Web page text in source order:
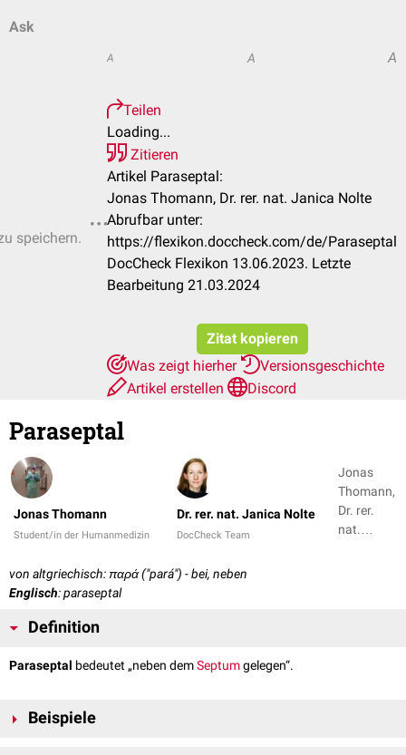
Ask
speichern.
A A A
Teilen
Loading...
Zitieren
Artikel Paraseptal:
Jonas Thomann, Dr. rer. nat. Janica Nolte
Abrufbar unter:
https://flexikon.doccheck.com/de/Paraseptal
DocCheck Flexikon 13.06.2023. Letzte
Bearbeitung 21.03.2024
Zitat kopieren
Was zeigt hierher
Versionsgeschichte
Artikel erstellen
Discord
Paraseptal
Jonas Thomann
Student/in der Humanmedizin
Dr. rer. nat. Janica Nolte
DocCheck Team
Jonas
Thomann,
Dr. rer.
nat.
von altgriechisch: παρά ("pará") - bei, neben
Englisch: paraseptal
Definition
Paraseptal bedeutet „neben demSeptumgelegen“.
Beispiele